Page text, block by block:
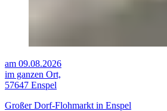
am 09.08.2026
im ganzen Ort,
57647 Enspel
Großer Dorf-Flohmarkt in Enspel